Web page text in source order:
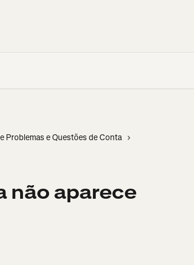
Problemas e Questões de Conta
não aparece